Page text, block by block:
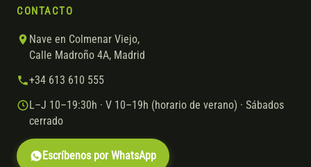
CONTACTO
Nave en Colmenar Viejo,
Calle Madroño 4A, Madrid
+34 613 610 555
L–J 10–19:30h · V 10–19h (horario de verano) · Sábados
cerrado
Escríbenos por WhatsApp